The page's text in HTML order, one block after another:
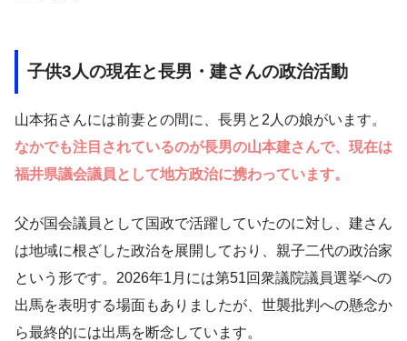
子供3人の現在と長男・建さんの政治活動
山本拓さんには前妻との間に、長男と2人の娘がいます。
なかでも注目されているのが長男の山本建さんで、現在は
福井県議会議員として地方政治に携わっています。
父が国会議員として国政で活躍していたのに対し、建さん
は地域に根ざした政治を展開しており、親子二代の政治家
という形です。2026年1月には第51回衆議院議員選挙への
出馬を表明する場面もありましたが、世襲批判への懸念か
ら最終的には出馬を断念しています。